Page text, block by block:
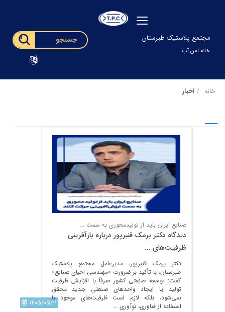
مجتمع پلاستیک طبرستان
خانه امن آب
خانه اخبار
۱۴۰۵/۰۵/۱۱
صنایع ایران باید از تولیدمحوری به سمت ...
دیدگاه دکتر برمک قنبرپور درباره بازآفرینی
ظرفیت‌های ...
دکتر برمک قنبرپور، مدیرعامل مجتمع پلاستیک
طبرستان، با تأکید بر ضرورت «مهندسی احیای صنایع»
گفت: توسعه صنعتی کشور صرفاً با افزایش ظرفیت
تولید یا ایجاد واحدهای صنعتی جدید محقق
نمی‌شود، بلکه لازم است ظرفیت‌های موجود با
استفاده از فناوری، نوآوری ...